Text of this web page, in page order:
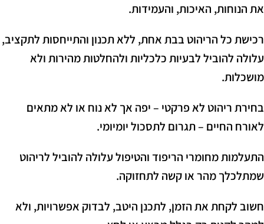
את הנוחות, האיכות, והעמידות.
רכישת כל הריהוט בבת אחת, ללא תכנון והתייחסות לתקציב,
עלולה להוביל לבעיות כלכליות ולהחלטות מהירות ולא
מושכלות.
בחירת ריהוט לא פרקטי – יפה אך לא נוח או לא מתאים
לאורח החיים – תגרום לתסכול יומיומי.
התעלמות מחומרי הריפוד והטיפול עלולה להוביל לריהוט
שמתלכלך מהר או קשה לתחזוקה.
חשוב לקחת את הזמן, לתכנן היטב, לבדוק אפשרויות, ולא